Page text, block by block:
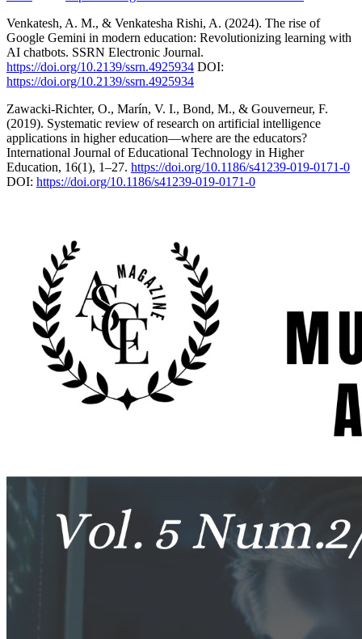
Venkatesh, A. M., & Venkatesha Rishi, A. (2024). The rise of
Google Gemini in modern education: Revolutionizing learning with
AI chatbots. SSRN Electronic Journal.
https://doi.org/10.2139/ssrn.4925934 DOI:
https://doi.org/10.2139/ssrn.4925934
Zawacki-Richter, O., Marín, V. I., Bond, M., & Gouverneur, F.
(2019). Systematic review of research on artificial intelligence
applications in higher education—where are the educators?
International Journal of Educational Technology in Higher
Education, 16(1), 1–27. https://doi.org/10.1186/s41239-019-0171-0
DOI: https://doi.org/10.1186/s41239-019-0171-0